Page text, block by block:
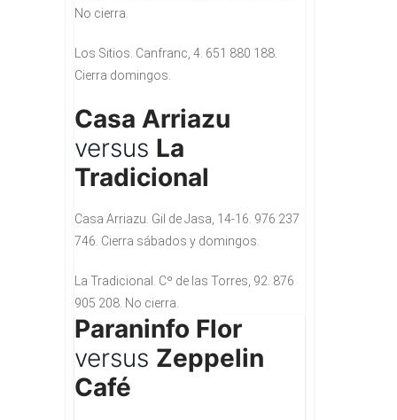
No cierra.
Los Sitios. Canfranc, 4. 651 880 188.
Cierra domingos.
Casa Arriazu
versus La
Tradicional
Casa Arriazu. Gil de Jasa, 14-16. 976 237
746. Cierra sábados y domingos.
La Tradicional. Cº de las Torres, 92. 876
905 208. No cierra.
Paraninfo Flor
versus Zeppelin
Café